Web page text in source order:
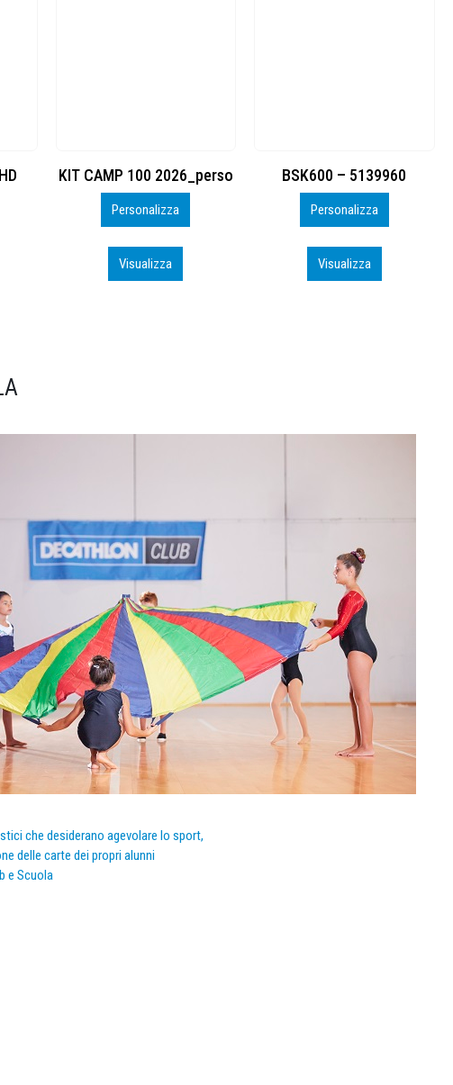
BSK600 – 5139960
Personalizza
Visualizza
DTF
Personalizza
Visualizza
che desiderano agevolare lo sport,
delle carte dei propri alunni
e Scuola